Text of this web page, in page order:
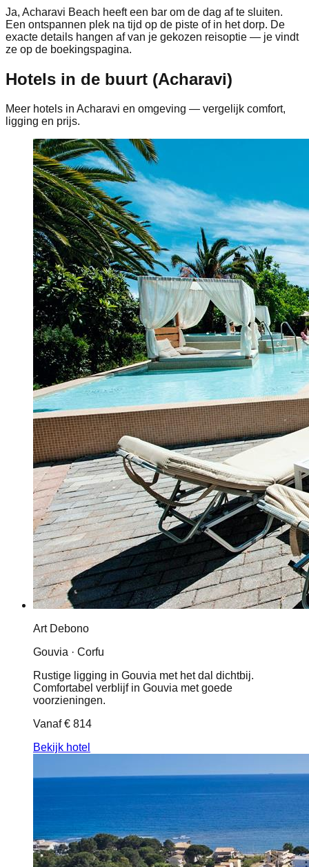
Ja, Acharavi Beach heeft een bar om de dag af te sluiten.
Een ontspannen plek na tijd op de piste of in het dorp. De
exacte details hangen af van je gekozen reisoptie — je vindt
ze op de boekingspagina.
Hotels in de buurt (Acharavi)
Meer hotels in Acharavi en omgeving — vergelijk comfort,
ligging en prijs.
Art Debono
Gouvia · Corfu
Rustige ligging in Gouvia met het dal dichtbij.
Comfortabel verblijf in Gouvia met goede
voorzieningen.
Vanaf€ 814
Bekijk hotel